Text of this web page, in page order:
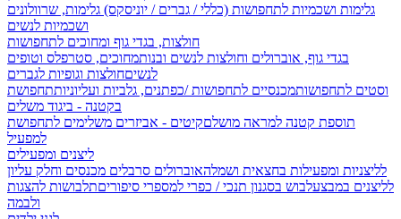
גלימות ושכמיות לתחפושות (כללי / גברים / יוניסקס) גלימות, שרוולונים
ושכמיות לנשים
חולצות, בגדי גוף ומחוכים לתחפושות
בגדי גוף, אוברולים וחולצות לנשים ובנותמחוכים, סטרפלס וטופים
לנשיםחולצות וגופיות לגברים
וסטים לתחפושותמכנסיים לתחפושות /כפתנים, גלביות ועליוניותתחפושת
בקטנה - ביגוד משלים
תוספת קטנה למראה מושלםקיטים - אביזרים משלימים לתחפושת
למפעיל
ליצנים ומפעילים
לליצניות ומפעילות בחצאית ושמלהאוברולים סרבלים מכנסים וחלק עליון
לליצנים במבצעלבוש בסגנון תנכי / כפרי למספרי סיפוריםתלבושות להצגות
ולבמה